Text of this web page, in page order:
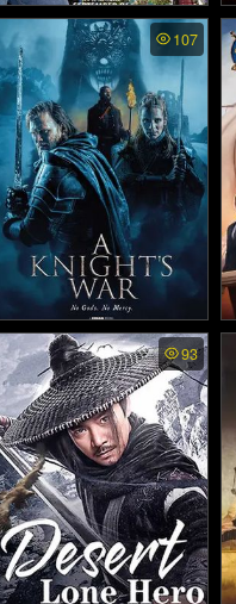
Gabby's Dollhouse: The M
ovie (2025)
107
A Knights War (2025)
93